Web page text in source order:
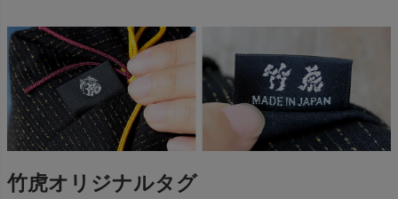
竹虎オリジナルタグ